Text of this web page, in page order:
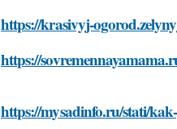
https://krasivyj-
https://
https://mysadinfo.ru/stati/